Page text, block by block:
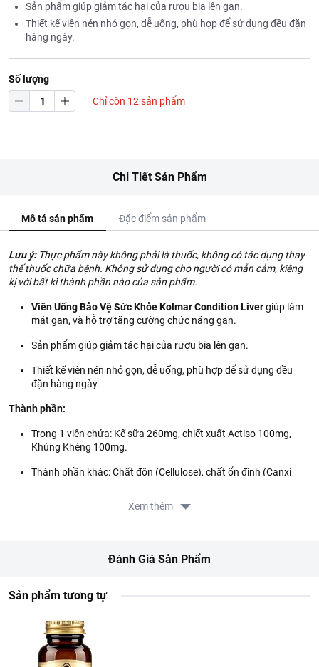
Sản phẩm giúp giảm tác hại của rượu bia lên gan.
Thiết kế viên nén nhỏ gọn, dễ uống, phù hợp để sử dụng đều đặn
hàng ngày.
Số lượng
Chỉ còn 12 sản phẩm
Chi Tiết Sản Phẩm
Mô tả sản phẩm Đặc điểm sản phẩm
Lưu ý:Thực phẩm này không phải là thuốc, không có tác dụng thay
thế thuốc chữa bệnh. Không sử dụng cho người có mẫn cảm, kiêng
kị với bất kì thành phần nào của sản phẩm.
Viên Uống Bảo Vệ Sức Khỏe Kolmar Condition Livergiúp làm
mát gan, và hỗ trợ tăng cường chức năng gan.
Sản phẩm giúp giảm tác hại của rượu bia lên gan.
Thiết kế viên nén nhỏ gọn, dễ uống, phù hợp để sử dụng đều
đặn hàng ngày.
Thành phần:
Trong 1 viên chứa: Kế sữa 260mg, chiết xuất Actiso 100mg,
Khúng Khéng 100mg.
Thành phần khác: Chất độn (Cellulose), chất ổn định (Canxi
chống đông vón (Dioxyd silic, Magnesi sterat), Chất tạo màu
13361/2019/ĐKSP.
Đối tượng sử dụng: Người trưởng thành có chức năng gan suy giảm.
Hướng dẫn bảo quản:
Xem thêm
Đánh Giá Sản Phẩm
Sản phẩm tương tự